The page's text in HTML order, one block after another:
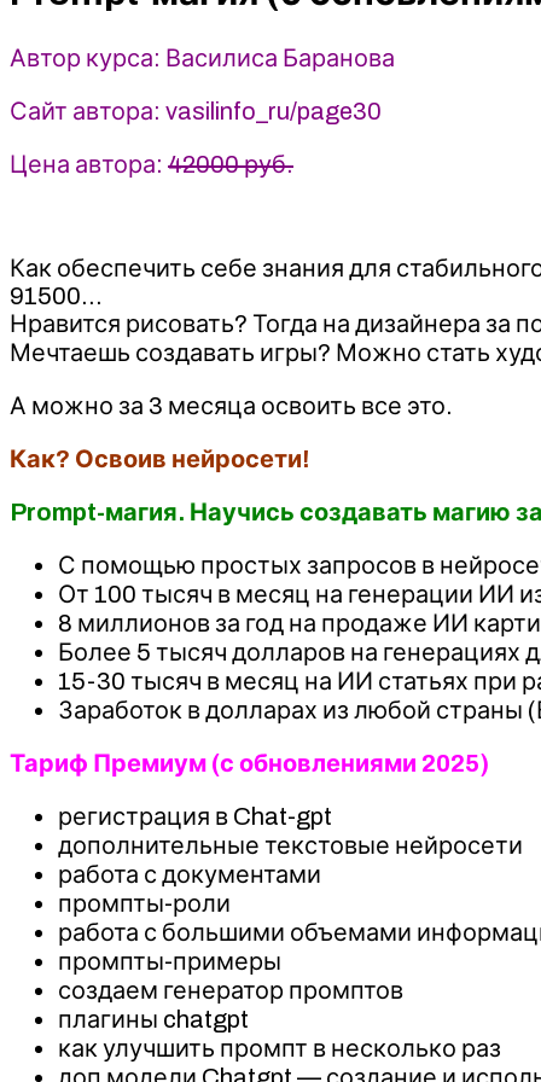
-
Баранова
Автор курса: Василиса Баранова
Сайт автора: vasilinfo_ru/page30
Цена автора: 42000 руб.
Как обеспечить себе знания для
91500…
Нравится рисовать? Тогда на дизайнера за
Мечтаешь создавать игры? Можно стать
А можно за 3 месяца освоить все это.
Как? Освоив нейросети!
Prompt-магия. Научись создавать магию
С помощью простых запросов в
От 100 тысяч в месяц на генерации ИИ
8 миллионов за год на продаже ИИ
Более 5 тысяч долларов на генерациях
15-30 тысяч в месяц на ИИ статьях при
Заработок в долларах из любой страны
Тариф Премиум (с обновлениями 2025)
регистрация в Chat-gpt
дополнительные текстовые нейросети
работа с документами
промпты-роли
работа с большими объемами
промпты-примеры
создаем генератор промптов
плагины chatgpt
как улучшить промпт в несколько раз